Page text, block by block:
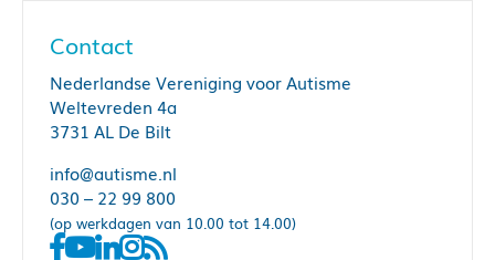
Contact
Nederlandse Vereniging voor Autisme
Weltevreden 4a
3731 AL De Bilt
info@autisme.nl
030 – 22 99 800
(op werkdagen van 10.00 tot 14.00)